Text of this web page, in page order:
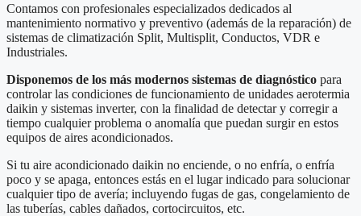
Contamos con profesionales especializados dedicados al
mantenimiento normativo y preventivo (además de la reparación) de
sistemas de climatización Split, Multisplit, Conductos, VDR e
Industriales.
Disponemos de los más modernos sistemas de diagnóstico para
controlar las condiciones de funcionamiento de unidades aerotermia
daikin y sistemas inverter, con la finalidad de detectar y corregir a
tiempo cualquier problema o anomalía que puedan surgir en estos
equipos de aires acondicionados.
Si tu aire acondicionado daikin no enciende, o no enfría, o enfría
poco y se apaga, entonces estás en el lugar indicado para solucionar
cualquier tipo de avería; incluyendo fugas de gas, congelamiento de
las tuberías, cables dañados, cortocircuitos, etc.